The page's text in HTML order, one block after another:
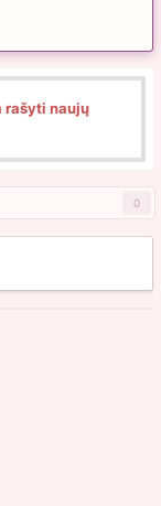
rašyti naujų
0